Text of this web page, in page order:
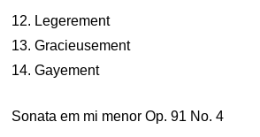
12. Legerement
13. Gracieusement
14. Gayement
Sonata em mi menor Op. 91 No. 4